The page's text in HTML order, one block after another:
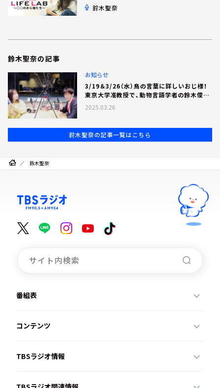
鈴木聖奈
鈴木聖奈の記事
お知らせ
3/19＆3/26（水）鳥の言葉に詳しいおじ様！
東京大学准教授で、動物言語学者の鈴木俊貴
さん登場
2025.03.26
鈴木聖奈の記事一覧はこちら
鈴木聖奈
番組表
コンテンツ
TBSラジオ情報